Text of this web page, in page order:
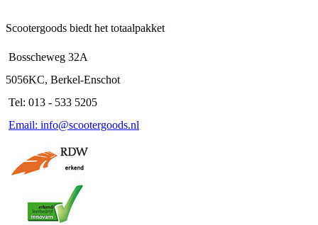
Scootergoods biedt het totaalpakket
Bosscheweg 32A
5056KC, Berkel-Enschot
Tel: 013 - 533 5205
Email: info@scootergoods.nl